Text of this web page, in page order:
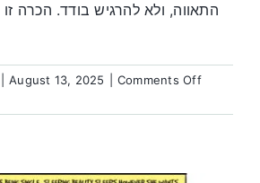
התאווה, ולא להרגיש בודד. הכרה
August 13, 2025 Comments Offon
שמח,